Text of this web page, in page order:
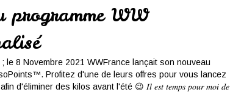
programme WW
le 8 Novembre 2021 WWFrance lançait son nouveau
Profitez d'une de leurs offres pour vous lancez
d'éliminer des kilos avant l'été 😉 𝐼𝑙 𝑒𝑠𝑡 𝑡𝑒𝑚𝑝𝑠 𝑝𝑜𝑢𝑟 𝑚𝑜𝑖 𝑑𝑒